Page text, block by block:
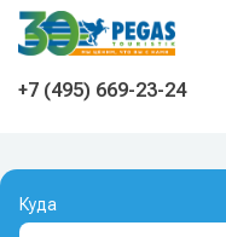
На главную
+7 (495) 669-23-24
Куда